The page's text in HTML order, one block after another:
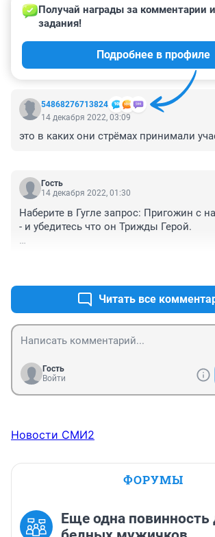
Гость
14 декабря 2022, 08:48
вояки опять наполучали наград, а
призывники кресты на кладбищах !
54868276713824
Получай награды за комментарии
задания!
Подробнее в профиле
14 декабря 2022, 03:09
это в каких они стрёмах принимали
Гость
14 декабря 2022, 01:30
Наберите в Гугле запрос: Пригожин с
- и убедитесь что он Трижды Герой.
Читать все
Гость
Войти
Новости СМИ2
ФОРУМЫ
Еще одна повинность